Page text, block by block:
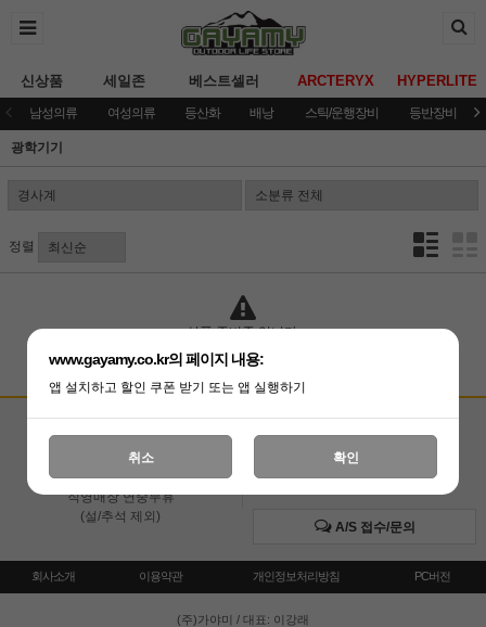
신상품 세일존 베스트셀러 ARCTERYX HYPERLITE
남성의류 여성의류 등산화 배낭 스틱/운행장비 등반장비
광학기기
정렬
상품 준비중 입니다.
고객상담센터
온라인 : 02-3409-0337
직영매장 : 02-3409-0339
직영매장 연중무휴
(설/추석 제외)
입금계좌안내
국민은행 051001-04-100255
A/S 접수/문의
회사소개 이용약관 개인정보처리방침 PC버전
(주)가야미 / 대표: 이강래
www.gayamy.co.kr의 페이지 내용:
앱 설치하고 할인 쿠폰 받기 또는 앱 실행하기
취소 확인